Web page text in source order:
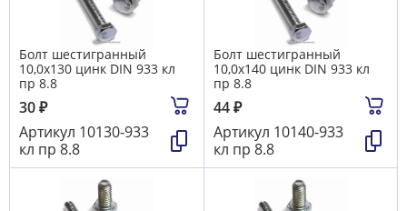
Болт шестигранный
10,0х130 цинк DIN 933 кл
пр 8.8
30₽
Артикул 10130-933
кл пр 8.8
Болт шестигранный
10,0х140 цинк DIN 933 кл
пр 8.8
44₽
Артикул 10140-933
кл пр 8.8